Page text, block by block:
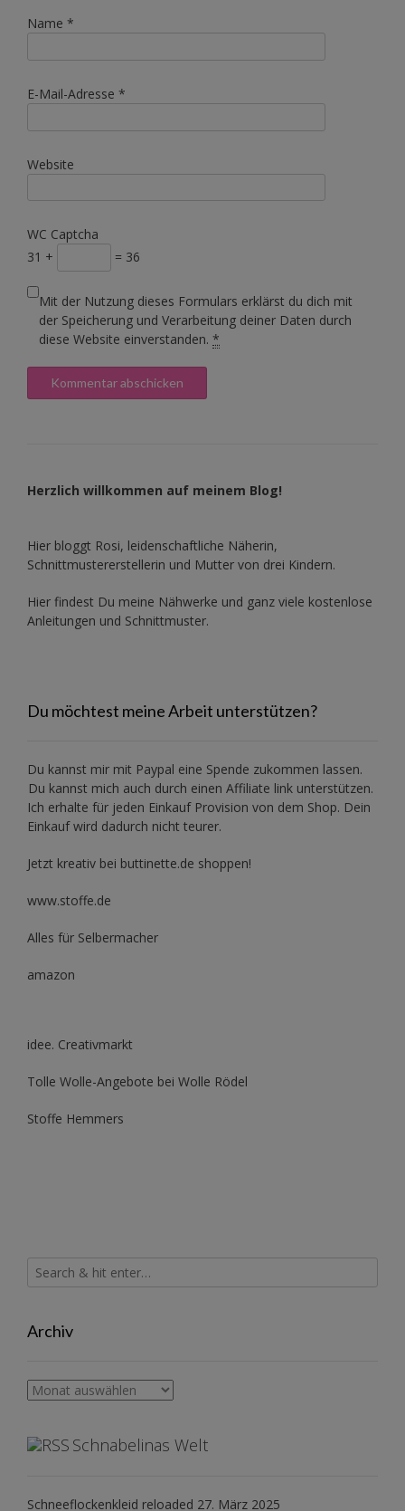
Name *
E-Mail-Adresse *
Website
WC Captcha
31 +
= 36
Mit der Nutzung dieses Formulars erklärst du dich mit
der Speicherung und Verarbeitung deiner Daten durch
diese Website einverstanden. *
Herzlich willkommen auf meinem Blog!
Hier bloggt Rosi, leidenschaftliche Näherin,
Schnittmustererstellerin und Mutter von drei Kindern.
Hier findest Du meine Nähwerke und ganz viele kostenlose
Anleitungen und Schnittmuster.
Du möchtest meine Arbeit unterstützen?
Du kannst mir mit Paypal eine Spende zukommen lassen.
Du kannst mich auch durch einen Affiliate link unterstützen.
Ich erhalte für jeden Einkauf Provision von dem Shop. Dein
Einkauf wird dadurch nicht teurer.
Jetzt kreativ bei buttinette.de shoppen!
www.stoffe.de
Alles für Selbermacher
amazon
idee. Creativmarkt
Tolle Wolle-Angebote bei Wolle Rödel
Stoffe Hemmers
Archiv
Archiv
Schnabelinas Welt
Schneeflockenkleid reloaded 27. März 2025